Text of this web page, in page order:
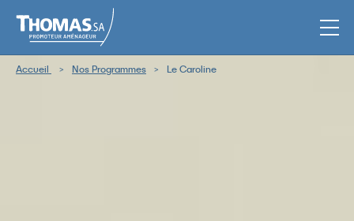
Accueil Nos Programmes Le Caroline